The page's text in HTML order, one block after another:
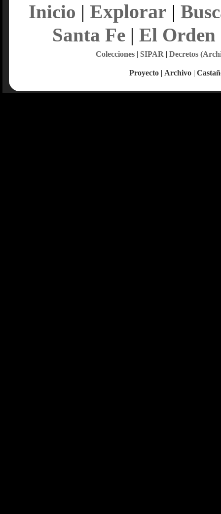
Inicio | Explorar |
Santa Fe| El Orden
Colecciones| SIPAR | Decretos
Proyecto | Archivo |